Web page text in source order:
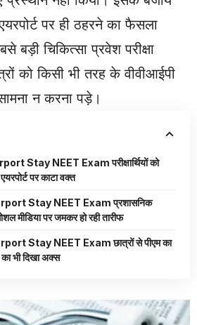
पर ही ठहरने का फैसला
बड़ी चिकित्सा प्रवेश परीक्षा
को किसी भी तरह के वीवीआईपी
न करना पड़े।
Stay NEET Exam परीक्षार्थियों को
पर काटा वक्त
Stay NEET Exam प्रशासनिक
मीडिया पर जमकर हो रही तारीफ
Stay NEET Exam छात्रों से पीएम का
का भी दिखा अक्स